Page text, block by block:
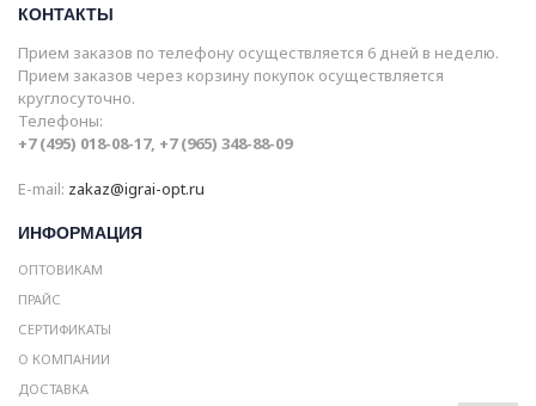
КОНТАКТЫ
Прием заказов по телефону осуществляется 6 дней в неделю.
Прием заказов через корзину покупок осуществляется
круглосуточно.
Телефоны:
+7 (495) 018-08-17, +7 (965) 348-88-09
E-mail: zakaz@igrai-opt.ru
ИНФОРМАЦИЯ
ОПТОВИКАМ
ПРАЙС
СЕРТИФИКАТЫ
О КОМПАНИИ
ДОСТАВКА